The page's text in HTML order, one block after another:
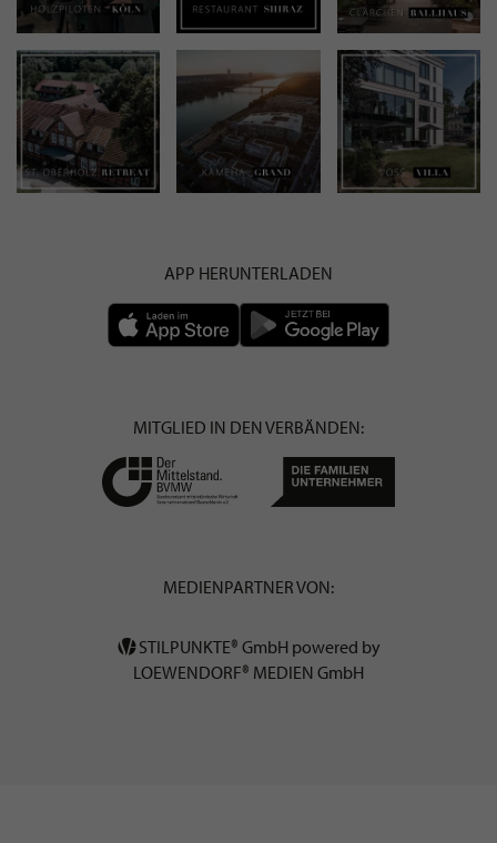
APP HERUNTERLADEN
MITGLIED IN DEN VERBÄNDEN:
MEDIENPARTNER VON:
STILPUNKTE® GmbH powered by
LOEWENDORF® MEDIEN GmbH